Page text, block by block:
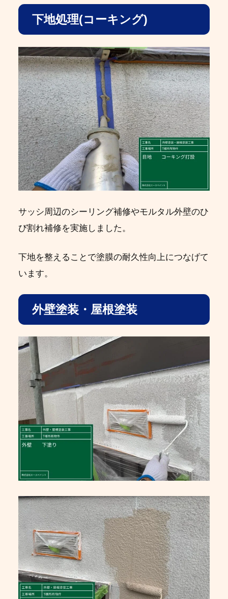
下地処理(コーキング)
サッシ周辺のシーリング補修やモルタル外壁のひ
び割れ補修を実施しました。
下地を整えることで塗膜の耐久性向上につなげて
います。
外壁塗装・屋根塗装